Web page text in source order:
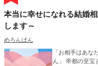
本当に幸せになれる結婚
します～
めろんぱん
「お相手はあ
ん」 帝都の至宝とまで呼ばれた若き美貌の公爵ギデオン·ヴァ